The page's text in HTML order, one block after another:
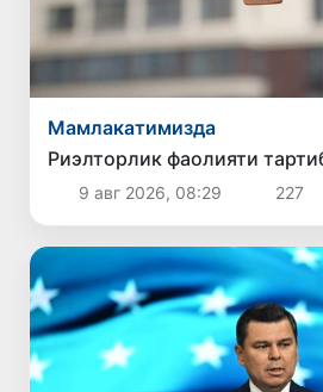
Мамлакатимизда
Риэлторлик фаолияти
9 авг 2026, 08:29 227